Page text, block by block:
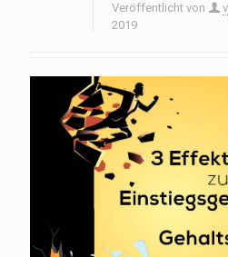
Veröffentlicht von
2019